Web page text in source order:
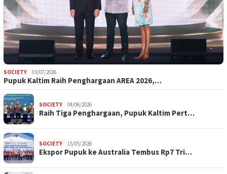
SOCIETY 03/07/2026
Pupuk Kaltim Raih Penghargaan AREA 2026,…
SOCIETY 04/06/2026
Raih Tiga Penghargaan, Pupuk Kaltim Pert…
SOCIETY 15/05/2026
Ekspor Pupuk ke Australia Tembus Rp7 Tri…